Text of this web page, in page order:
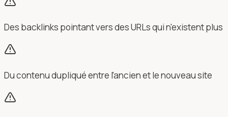
Des backlinks pointant vers des URLs qui n'existent plus
Du contenu dupliqué entre l'ancien et le nouveau site